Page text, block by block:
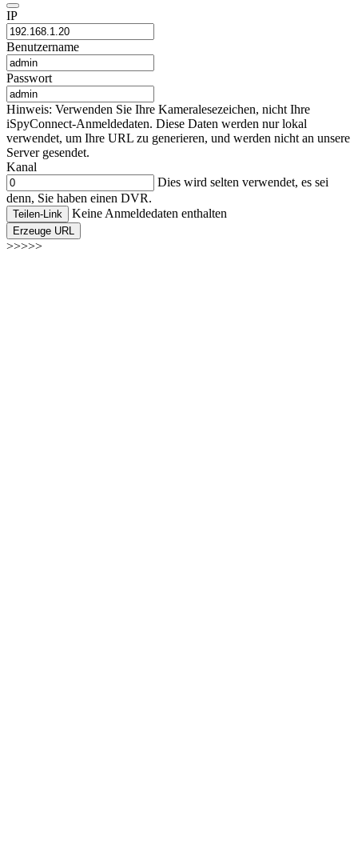
IP
Benutzername
Passwort
Hinweis: Verwenden Sie Ihre Kameralesezeichen, nicht Ihre
iSpyConnect-Anmeldedaten. Diese Daten werden nur lokal
verwendet, um Ihre URL zu generieren, und werden nicht an unsere
Server gesendet.
Kanal
Dies wird selten verwendet, es sei
denn, Sie haben einen DVR.
Teilen-Link Keine Anmeldedaten enthalten
Erzeuge URL
>>>>>